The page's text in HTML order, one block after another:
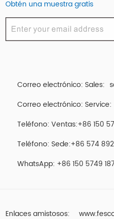
Obtén una muestra gratis
Correo electrónico: Sales:
Correo electrónico: Service:
Teléfono: Ventas:+86 150
Teléfono: Sede:+86 574
WhatsApp: +86 150 5749
Enlaces amistosos: